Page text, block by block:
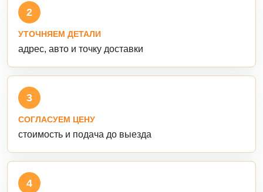
2
УТОЧНЯЕМ ДЕТАЛИ
адрес, авто и точку доставки
3
СОГЛАСУЕМ ЦЕНУ
стоимость и подача до выезда
4